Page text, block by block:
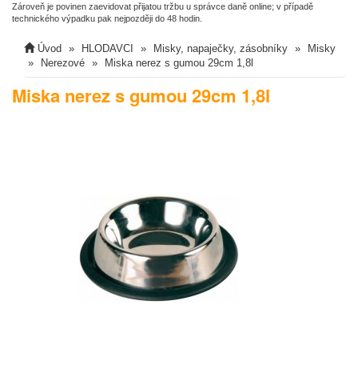
Zároveň je povinen zaevidovat přijatou tržbu u správce daně online; v případě
technického výpadku pak nejpozději do 48 hodin.
Úvod HLODAVCI Misky, napaječky, zásobníky
Misky
Nerezové
Miska nerez s gumou 29cm 1,8l
Miska nerez s gumou 29cm 1,8l